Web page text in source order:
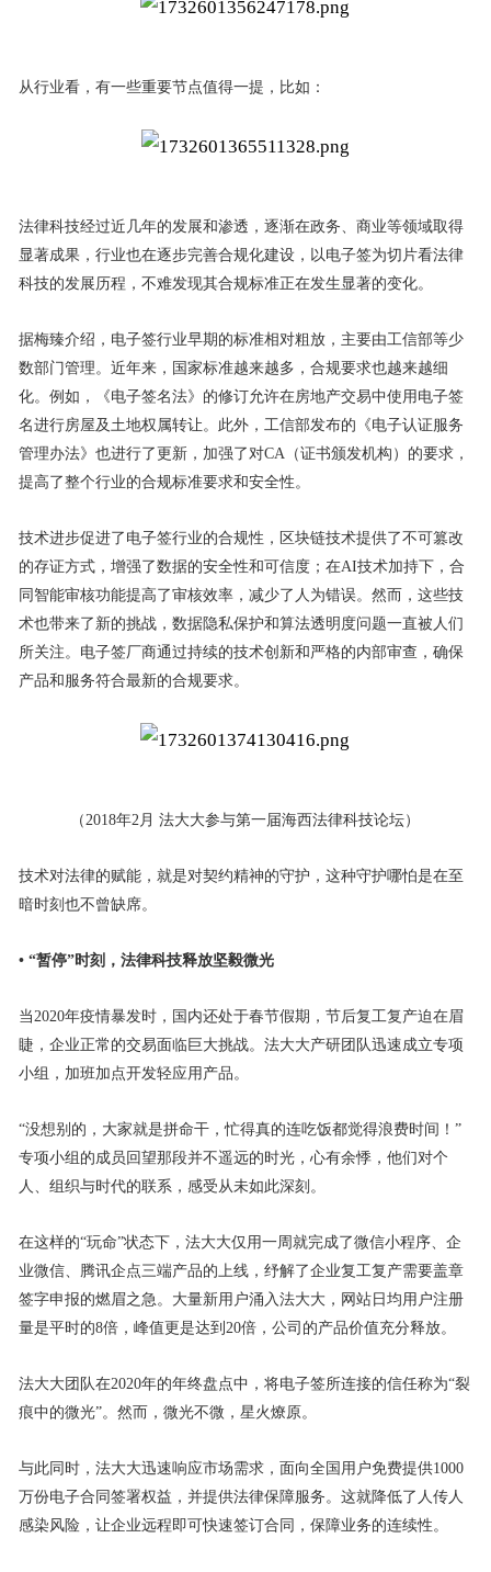
从行业看，有一些重要节点值得一提，比如：
法律科技经过近几年的发展和渗透，逐渐在政务、商业等领域取得
显著成果，行业也在逐步完善合规化建设，以电子签为切片看法律
科技的发展历程，不难发现其合规标准正在发生显著的变化。
据梅臻介绍，电子签行业早期的标准相对粗放，主要由工信部等少
数部门管理。近年来，国家标准越来越多，合规要求也越来越细
化。例如，《电子签名法》的修订允许在房地产交易中使用电子签
名进行房屋及土地权属转让。此外，工信部发布的《电子认证服务
管理办法》也进行了更新，加强了对CA（证书颁发机构）的要求，
提高了整个行业的合规标准要求和安全性。
技术进步促进了电子签行业的合规性，区块链技术提供了不可篡改
的存证方式，增强了数据的安全性和可信度；在AI技术加持下，合
同智能审核功能提高了审核效率，减少了人为错误。然而，这些技
术也带来了新的挑战，数据隐私保护和算法透明度问题一直被人们
所关注。电子签厂商通过持续的技术创新和严格的内部审查，确保
产品和服务符合最新的合规要求。
（2018年2月 法大大参与第一届海西法律科技论坛）
技术对法律的赋能，就是对契约精神的守护，这种守护哪怕是在至
暗时刻也不曾缺席。
• “暂停”时刻，法律科技释放坚毅微光
当2020年疫情暴发时，国内还处于春节假期，节后复工复产迫在眉
睫，企业正常的交易面临巨大挑战。法大大产研团队迅速成立专项
小组，加班加点开发轻应用产品。
“没想别的，大家就是拼命干，忙得真的连吃饭都觉得浪费时间！”
专项小组的成员回望那段并不遥远的时光，心有余悸，他们对个
人、组织与时代的联系，感受从未如此深刻。
在这样的“玩命”状态下，法大大仅用一周就完成了微信小程序、企
业微信、腾讯企点三端产品的上线，纾解了企业复工复产需要盖章
签字申报的燃眉之急。大量新用户涌入法大大，网站日均用户注册
量是平时的8倍，峰值更是达到20倍，公司的产品价值充分释放。
法大大团队在2020年的年终盘点中，将电子签所连接的信任称为“裂
痕中的微光”。然而，微光不微，星火燎原。
与此同时，法大大迅速响应市场需求，面向全国用户免费提供1000
万份电子合同签署权益，并提供法律保障服务。这就降低了人传人
感染风险，让企业远程即可快速签订合同，保障业务的连续性。